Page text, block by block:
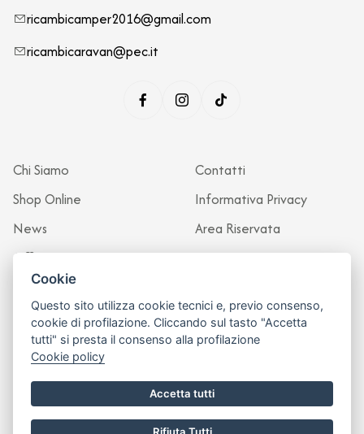
ricambicamper2016@gmail.com
ricambicaravan@pec.it
Chi Siamo
Shop Online
News
Officina
Contatti
Informativa Privacy
Area Riservata
Cookie
Questo sito utilizza cookie tecnici e, previo consenso,
cookie di profilazione. Cliccando sul tasto "Accetta
tutti" si presta il consenso alla profilazione
Cookie policy
Accetta tutti